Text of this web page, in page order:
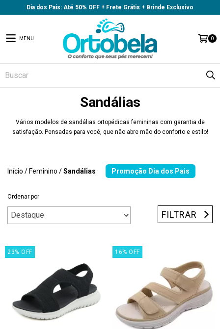
Dia dos Pais: Até 50% OFF + Frete Grátis + Brinde Exclusivo
MENU 0
Sandálias
Vários modelos de sandálias ortopédicas femininas com garantia de
satisfação. Pensadas para você, que não abre mão do conforto e estilo!
Início / Feminino /Sandálias
Ordenar por
FILTRAR
23% OFF 16% OFF